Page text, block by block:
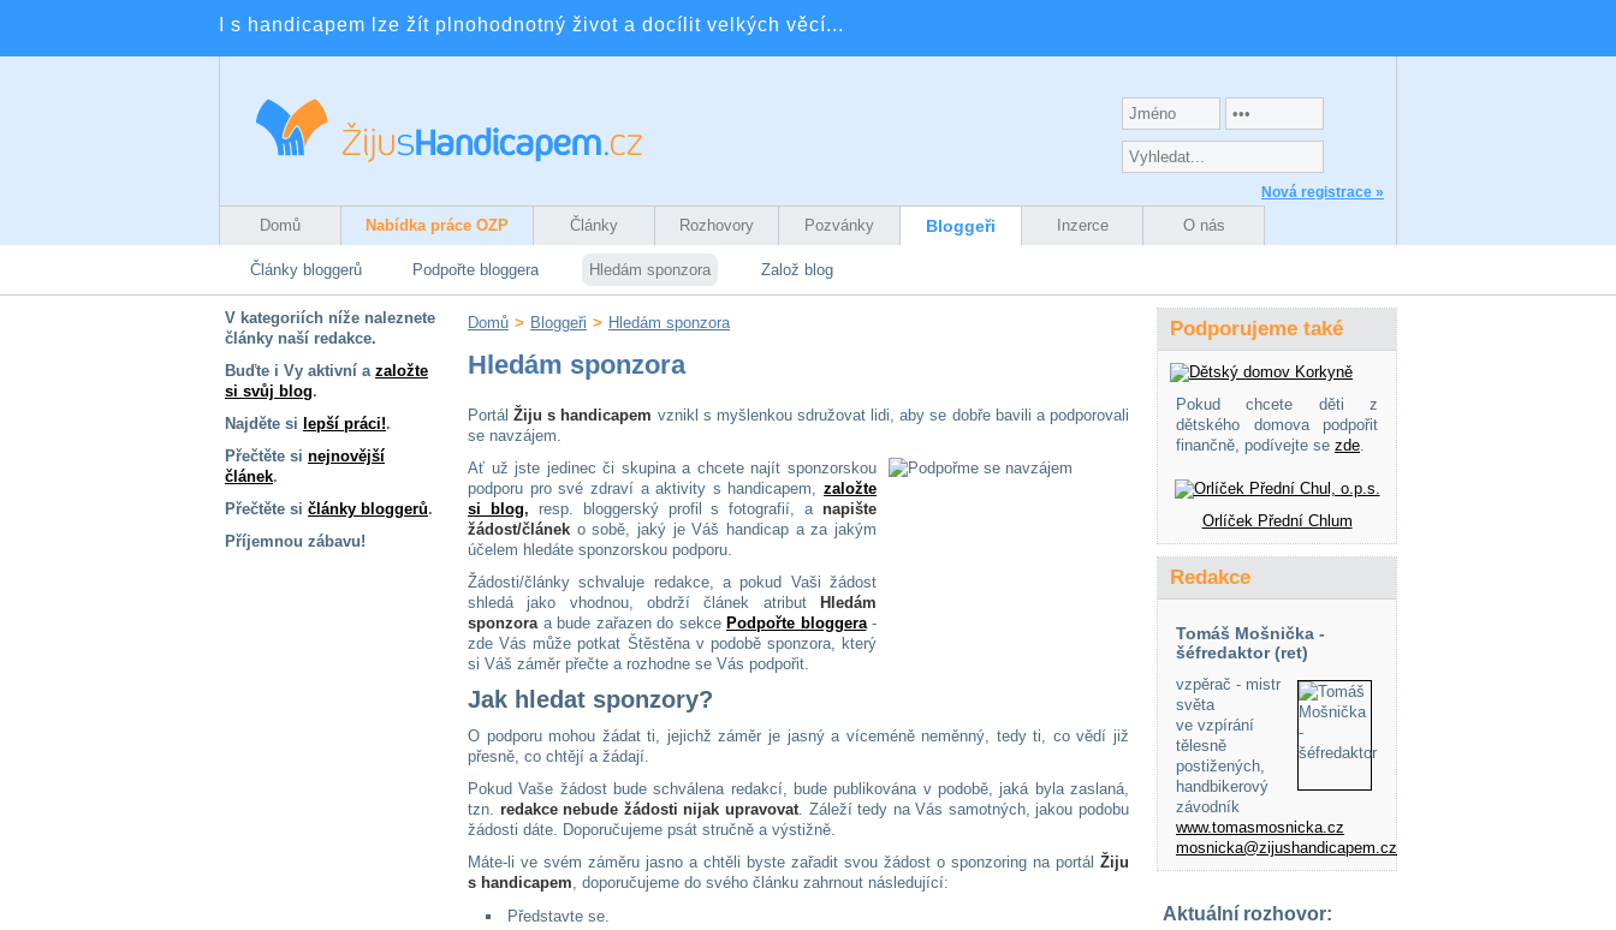
I s handicapem lze žít plnohodnotný život a docílit velkých věcí...
Nová registrace »
Domů Nabídka práce OZP Články Rozhovory Pozvánky Bloggeři Inzerce O nás
Články bloggerů Podpořte bloggera Hledám sponzora Založ blog
V kategoriích níže naleznete
články naší redakce.
Buďte i Vy aktivní a založte
si svůj blog.
Najděte si lepší práci!.
Přečtěte si nejnovější
článek.
Přečtěte si články bloggerů.
Příjemnou zábavu!
Domů > Bloggeři > Hledám sponzora
Hledám sponzora
PortálŽiju s handicapem vznikl s myšlenkou sdružovat lidi, aby se dobře bavili a podporovali
se navzájem.
Ať už jste jedinec či skupina a chcete najít sponzorskou
podporu pro své zdraví a aktivity s handicapem, založte
si blog, resp. bloggerský profil s fotografií, a napište
žádost/článek o sobě, jaký je Váš handicap a za jakým
účelem hledáte sponzorskou podporu.
Žádosti/články schvaluje redakce, a pokud Vaši žádost
shledá jako vhodnou, obdrží článek atribut
Hledám
sponzoraa bude zařazen do sekce Podpořte bloggera-
zde Vás může potkat Štěstěna v podobě sponzora, který
si Váš záměr přečte a rozhodne se Vás podpořit.
Jak hledat sponzory?
O podporu mohou žádat ti, jejichž záměr je jasný a víceméně neměnný, tedy ti, co vědí již
přesně, co chtějí a žádají.
Pokud Vaše žádost bude schválena redakcí, bude publikována v podobě, jaká byla zaslaná,
tzn. redakce nebude žádosti nijak upravovat. Záleží tedy na Vás samotných, jakou podobu
žádosti dáte. Doporučujeme psát stručně a výstižně.
Máte-li ve svém záměru jasno a chtěli byste zařadit svou žádost o sponzoring na portál Žiju
s handicapem, doporučujeme do svého článku zahrnout následující:
Představte se.
Podporujeme také
Pokud chcete děti z
dětského domova podpořit
finančně, podívejte se zde.
Orlíček Přední Chlum
Redakce
Tomáš Mošnička -
šéfredaktor (ret)
vzpěrač - mistr
světa
ve vzpírání
tělesně
postižených,
handbikerový
závodník
www.tomasmosnicka.cz
mosnicka@zijushandicapem.cz
Aktuální rozhovor: